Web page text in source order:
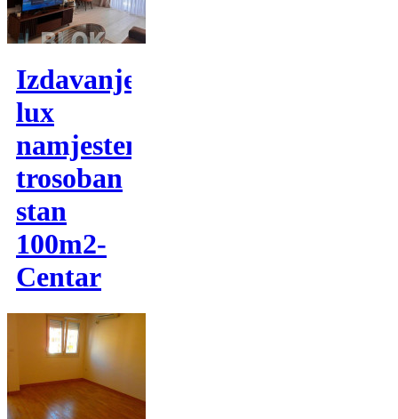
Izdavanje,
lux
namjesten
trosoban
stan
100m2-
Centar